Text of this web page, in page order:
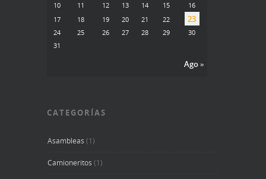
Ago »
10
11 12 13 14 15
16
17
18 19 20 21 22 23
24 25 26 27 28 29
30
31
CATEGORÍAS
Asambleas (1)
Camioneritos (1)